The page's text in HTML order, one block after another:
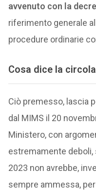
avvenuto con la
riferimento generale
procedure ordinarie
Cosa dice la
Ciò premesso, lascia
dal MIMS il 20
Ministero, con
estremamente
2023 non avrebbe,
sempre ammessa,